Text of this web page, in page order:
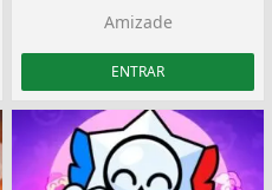
Amizade
ENTRAR